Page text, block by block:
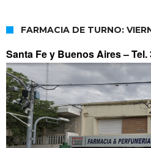
FARMACIA DE TURNO:
Santa Fe y Buenos Aires –Tel.